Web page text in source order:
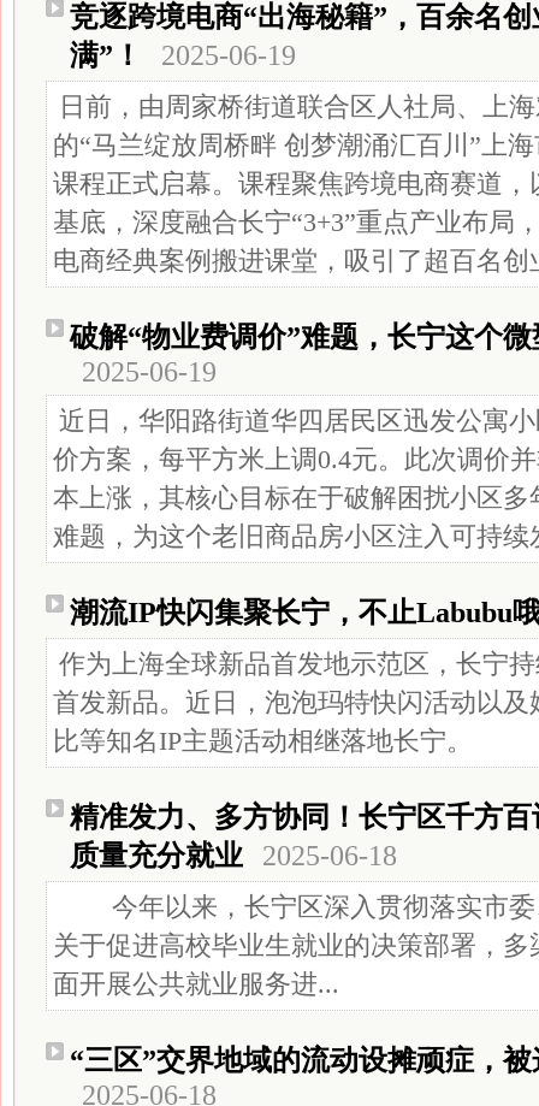
竞逐跨境电商“出海秘籍”，百余名
满”！
2025-06-19
日前，由周家桥街道联合区人社局、上
的“马兰绽放周桥畔 创梦潮涌汇百川”上
课程正式启幕。课程聚焦跨境电商赛道，
基底，深度融合长宁“3+3”重点产业布局
电商经典案例搬进课堂，吸引了超百名创
破解“物业费调价”难题，长宁这个
2025-06-19
近日，华阳路街道华四居民区迅发公寓
价方案，每平方米上调0.4元。此次调价
本上涨，其核心目标在于破解困扰小区
难题，为这个老旧商品房小区注入可持
潮流IP快闪集聚长宁，不止Labubu
作为上海全球新品首发地示范区，长宁
首发新品。近日，泡泡玛特快闪活动以
比等知名IP主题活动相继落地长宁。
精准发力、多方协同！长宁区千方
质量充分就业
2025-06-18
今年以来，长宁区深入贯彻落实市委
关于促进高校毕业生就业的决策部署，
面开展公共就业服务进...
“三区”交界地域的流动设摊顽症，
2025-06-18